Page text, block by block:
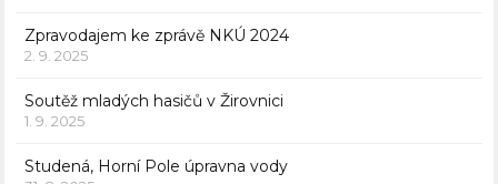
Zpravodajem ke zprávě NKÚ 2024
2. 9. 2025
Soutěž mladých hasičů v Žirovnici
1. 9. 2025
Studená, Horní Pole úpravna vody